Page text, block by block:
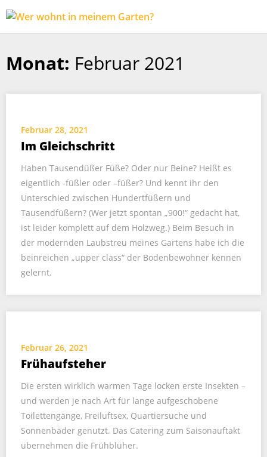
wohnt
meinem
vor der
Skip
to
Monat: Februar 2021
Februar 28, 2021
Im Gleichschritt
Haben Tausendüßer Füße? Oder nur Beine? Heißt es
eigentlich -füßler oder –füßer? Und kennt ihr den
Unterschied zwischen Hundertfüßern und
Tausendfüßern? (Wer jetzt spontan „900!“ gedacht hat,
ist leider komplett auf dem Holzweg.) Beim Besuch in
der modernden Laubstreu meines Gartens habe ich die
beinreichen „upper class“ der Bodenbewohner kennen
gelernt.
Februar 26, 2021
Frühaufsteher
Die ersten wirklich warmen Tage locken erste Insekten –
und werden je nach Art für lange aufgeschobene
Toilettengänge, Freiluftsex, Quartiersuche und
Sonnenbäder genutzt. Das Catering zum Saisonauftakt
übernehmen die Frühblüher.